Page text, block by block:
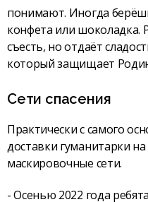
понимают. Иногда
конфета или шоколадка.
съесть, но отдаёт
который защищает
Сети спасения
Практически с самого
доставки гуманитарки
маскировочные сети.
- Осенью 2022 года